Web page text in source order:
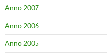
Anno 2007
Anno 2006
Anno 2005